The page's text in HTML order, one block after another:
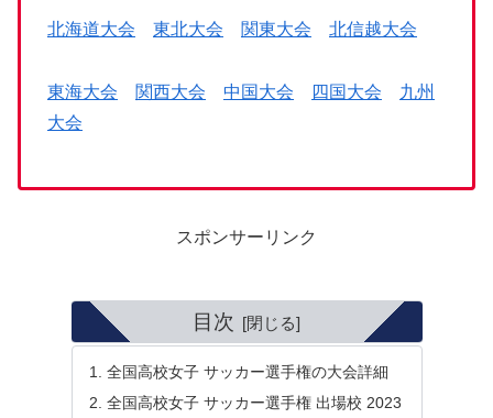
北海道大会 東北大会 関東大会 北信越大会
東海大会 関西大会 中国大会 四国大会
九州
大会
スポンサーリンク
目次
全国高校女子 サッカー選手権の大会詳細
全国高校女子 サッカー選手権 出場校 2023